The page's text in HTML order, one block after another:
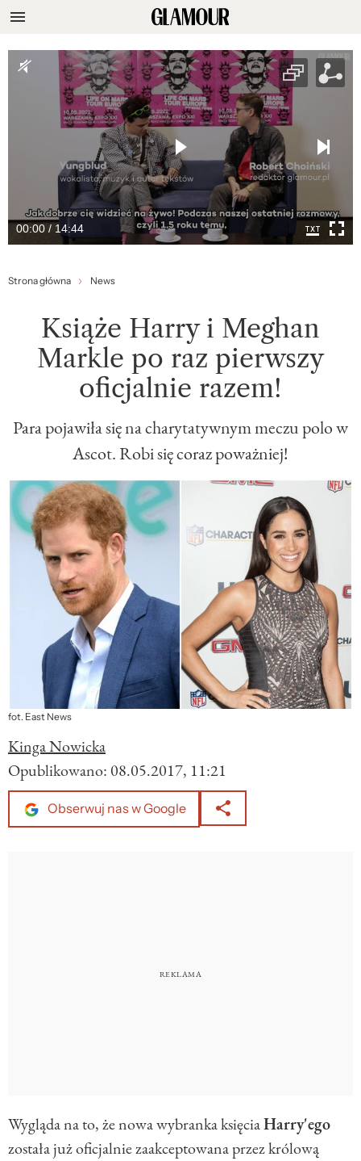
00:00 / 14:44
Strona główna News
Książe Harry i Meghan
Markle po raz pierwszy
oficjalnie razem!
Para pojawiła się na charytatywnym meczu polo w
Ascot. Robi się coraz poważniej!
fot. East News
Kinga Nowicka
Opublikowano: 08.05.2017, 11:21
Obserwuj nas w Google
Wygląda na to, że nowa wybranka księciaHarry'ego
została już oficjalnie zaakceptowana przez królową